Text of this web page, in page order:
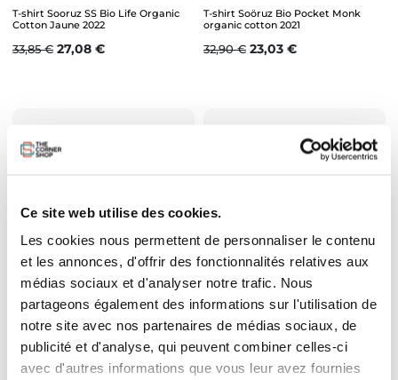
Ce site web utilise des cookies.
Les cookies nous permettent de personnaliser le contenu
et les annonces, d'offrir des fonctionnalités relatives aux
médias sociaux et d'analyser notre trafic. Nous
partageons également des informations sur l'utilisation de
notre site avec nos partenaires de médias sociaux, de
publicité et d'analyse, qui peuvent combiner celles-ci
avec d'autres informations que vous leur avez fournies
T-shirt Sooruz SS Bio Life Organic
Cotton Jaune 2022
Prix de base
33,85 € Prix
27,08 €
T-shirt Soöruz Bio Pocket Monk
organic cotton 2021
Prix de base
32,90 € Prix
23,03 €
-30%
Epuisé
T-shirt Soöruz Bio Palmtree organic
cotton 2021
Prix de base
32,90 € Prix
23,03 €
-30%
Epuisé
T-shirt Soöruz Bio Oasis organic
cotton 2021
Prix de base
32,90 € Prix
23,03 €